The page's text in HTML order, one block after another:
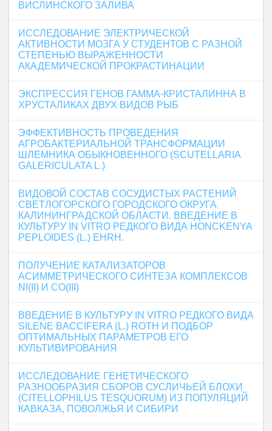
ВИСЛИНСКОГО ЗАЛИВА
ИССЛЕДОВАНИЕ ЭЛЕКТРИЧЕСКОЙ
АКТИВНОСТИ МОЗГА У СТУДЕНТОВ С РАЗНОЙ
СТЕПЕНЬЮ ВЫРАЖЕННОСТИ
АКАДЕМИЧЕСКОЙ ПРОКРАСТИНАЦИИ
ЭКСПРЕССИЯ ГЕНОВ ГАММА-КРИСТАЛИННА В
ХРУСТАЛИКАХ ДВУХ ВИДОВ РЫБ
ЭФФЕКТИВНОСТЬ ПРОВЕДЕНИЯ
АГРОБАКТЕРИАЛЬНОЙ ТРАНСФОРМАЦИИ
ШЛЕМНИКА ОБЫКНОВЕННОГО (SCUTELLARIA
GALERICULATA L.)
ВИДОВОЙ СОСТАВ СОСУДИСТЫХ РАСТЕНИЙ
СВЕТЛОГОРСКОГО ГОРОДСКОГО ОКРУГА
КАЛИНИНГРАДСКОЙ ОБЛАСТИ. ВВЕДЕНИЕ В
КУЛЬТУРУ IN VITRO РЕДКОГО ВИДА HONCKENYA
PEPLOIDES (L.) EHRH.
ПОЛУЧЕНИЕ КАТАЛИЗАТОРОВ
АСИММЕТРИЧЕСКОГО СИНТЕЗА КОМПЛЕКСОВ
NI(II) И CО(III)
ВВЕДЕНИЕ В КУЛЬТУРУ IN VITRO РЕДКОГО ВИДА
SILENE BACCIFERA (L.) ROTH И ПОДБОР
ОПТИМАЛЬНЫХ ПАРАМЕТРОВ ЕГО
КУЛЬТИВИРОВАНИЯ
ИССЛЕДОВАНИЕ ГЕНЕТИЧЕСКОГО
РАЗНООБРАЗИЯ СБОРОВ СУСЛИЧЬЕЙ БЛОХИ
(CITELLOPHILUS TESQUORUM) ИЗ ПОПУЛЯЦИЙ
КАВКАЗА, ПОВОЛЖЬЯ И СИБИРИ